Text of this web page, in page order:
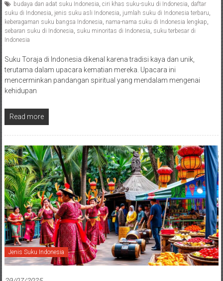
budaya dan adat suku Indonesia, ciri khas suku-suku di Indonesia, daftar
suku di Indonesia, jenis suku asli Indonesia, jumlah suku di Indonesia terbaru,
keberagaman suku bangsa Indonesia, nama-nama suku di Indonesia lengkap,
sebaran suku di Indonesia, suku minoritas di Indonesia, suku terbesar di
Indonesia
Suku Toraja di Indonesia dikenal karena tradisi kaya dan unik,
terutama dalam upacara kematian mereka. Upacara ini
mencerminkan pandangan spiritual yang mendalam mengenai
kehidupan
Read more
Jenis Suku Indonesia